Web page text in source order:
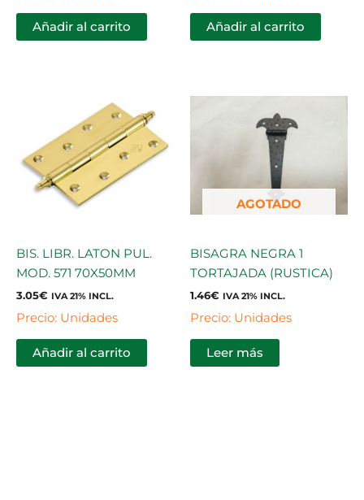
Añadir al carrito Añadir al carrito
BIS. LIBR. LATON PUL.
MOD. 571 70X50MM
3.05€ IVA 21% INCL.
Precio: Unidades
Añadir al carrito
AGOTADO
BISAGRA NEGRA 1
TORTAJADA (RUSTICA)
1.46€ IVA 21% INCL.
Precio: Unidades
Leer más